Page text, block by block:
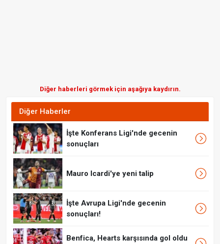
Diğer haberleri görmek için aşağıya kaydırın.
Diğer Haberler
İşte Konferans Ligi'nde gecenin
sonuçları
Mauro Icardi'ye yeni talip
İşte Avrupa Ligi'nde gecenin
sonuçları!
Benfica, Hearts karşısında gol oldu